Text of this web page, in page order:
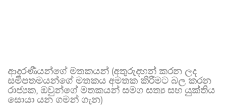
ආදරණීයන්ගේ මතකයන් (අතුරුදහන් කරන ලද
සමීපතමයන්ගේ මතකය අමතක කිරීමට බල කරන
රාජ්‍යක, ඔවුන්ගේ මතකයන් සමග සත්‍ය සහ යුක්තිය
සොයා යන ගමන් ගැන)